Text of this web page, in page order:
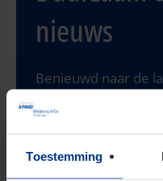
Toestemming
nieuws
Benieuwd naar de
Meld je aan